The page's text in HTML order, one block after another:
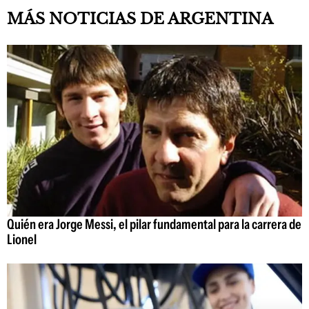
MÁS NOTICIAS DE ARGENTINA
Quién era Jorge Messi, el pilar fundamental para la carrera de
Lionel